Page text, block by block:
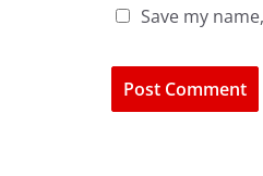
Save my